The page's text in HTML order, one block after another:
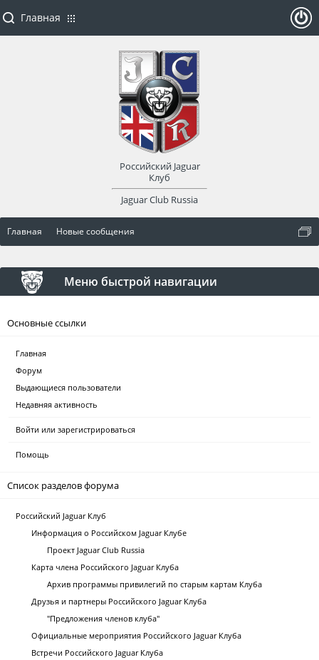
Главная Новые сообщения
Меню быстрой навигации
Основные ссылки
Главная
Форум
Выдающиеся пользователи
Недавняя активность
Войти или зарегистрироваться
Помощь
Список разделов форума
Российский Jaguar Клуб
Информация о Российском Jaguar Клубе
Проект Jaguar Club Russia
Карта члена Российского Jaguar Клуба
Архив программы привилегий по старым картам Клуба
Друзья и партнеры Российского Jaguar Клуба
"Предложения членов клуба"
Официальные мероприятия Российского Jaguar Клуба
Встречи Российского Jaguar Клуба
Главная
Российский Jaguar
Клуб
Jaguar Club Russia
оват